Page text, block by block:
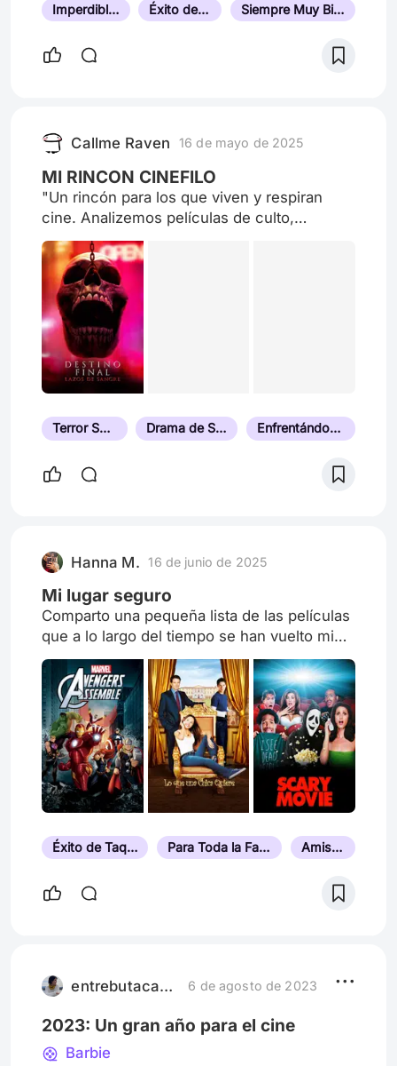
Imperdible de Ver Éxito de Taquilla Siempre Muy Bien Valorada
Callme Raven 16 de mayo de 2025
MI RINCON CINEFILO
"Un rincón para los que viven y respiran
cine. Analizemos películas de culto,
descubramos joyas ocultas y debatamos los
clásicos que marcaron época. ¿Te unes a la
conversación? #CineDeAutor #SpoilerAlert"
Terror Sobrenatural Drama de Supervivencia Enfrentándose a la Muerte
Hanna M. 16 de junio de 2025
Mi lugar seguro
Comparto una pequeña lista de las películas
que a lo largo del tiempo se han vuelto mi
lugar seguro
Éxito de Taquilla Para Toda la Familia Amistad
entrebutacasyplataformas 6 de agosto de 2023
2023: Un gran año para el cine
Barbie